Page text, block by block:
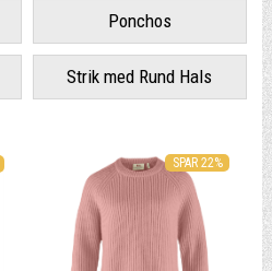
Ponchos
Strik med Rund Hals
SPAR 22%